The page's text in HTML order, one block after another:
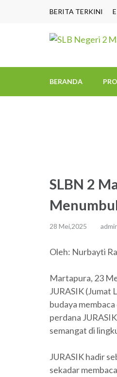
BERITA TERKINI
BERANDA
SLBN 2
28 Mei,2025
Oleh: Nurbayti
Martapura, 23
JURASIK (Jumat
budaya
perdana
semangat di
JURASIK hadir
sekadar